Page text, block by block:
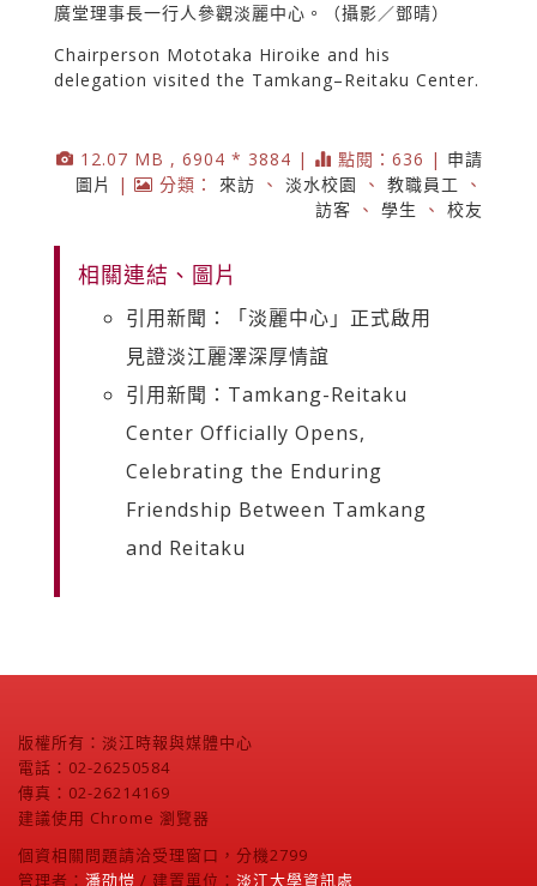
廣堂理事長一行人參觀淡麗中心。（攝影／鄧晴）
Chairperson Mototaka Hiroike and his
delegation visited the Tamkang–Reitaku Center.
12.07 MB , 6904 * 3884 | 點閱：636 | 申請
圖片
| 分類： 來訪 、 淡水校園 、 教職員工
、
訪客 、 學生 、 校友
相關連結、圖片
引用新聞：「淡麗中心」正式啟用
見證淡江麗澤深厚情誼
引用新聞：Tamkang-Reitaku
Center Officially Opens,
Celebrating the Enduring
Friendship Between Tamkang
and Reitaku
版權所有：淡江時報與媒體中心
電話：02-26250584
傳真：02-26214169
建議使用 Chrome 瀏覽器
個資相關問題請洽受理窗口，分機2799
管理者： 潘劭愷 / 建置單位： 淡江大學資訊處